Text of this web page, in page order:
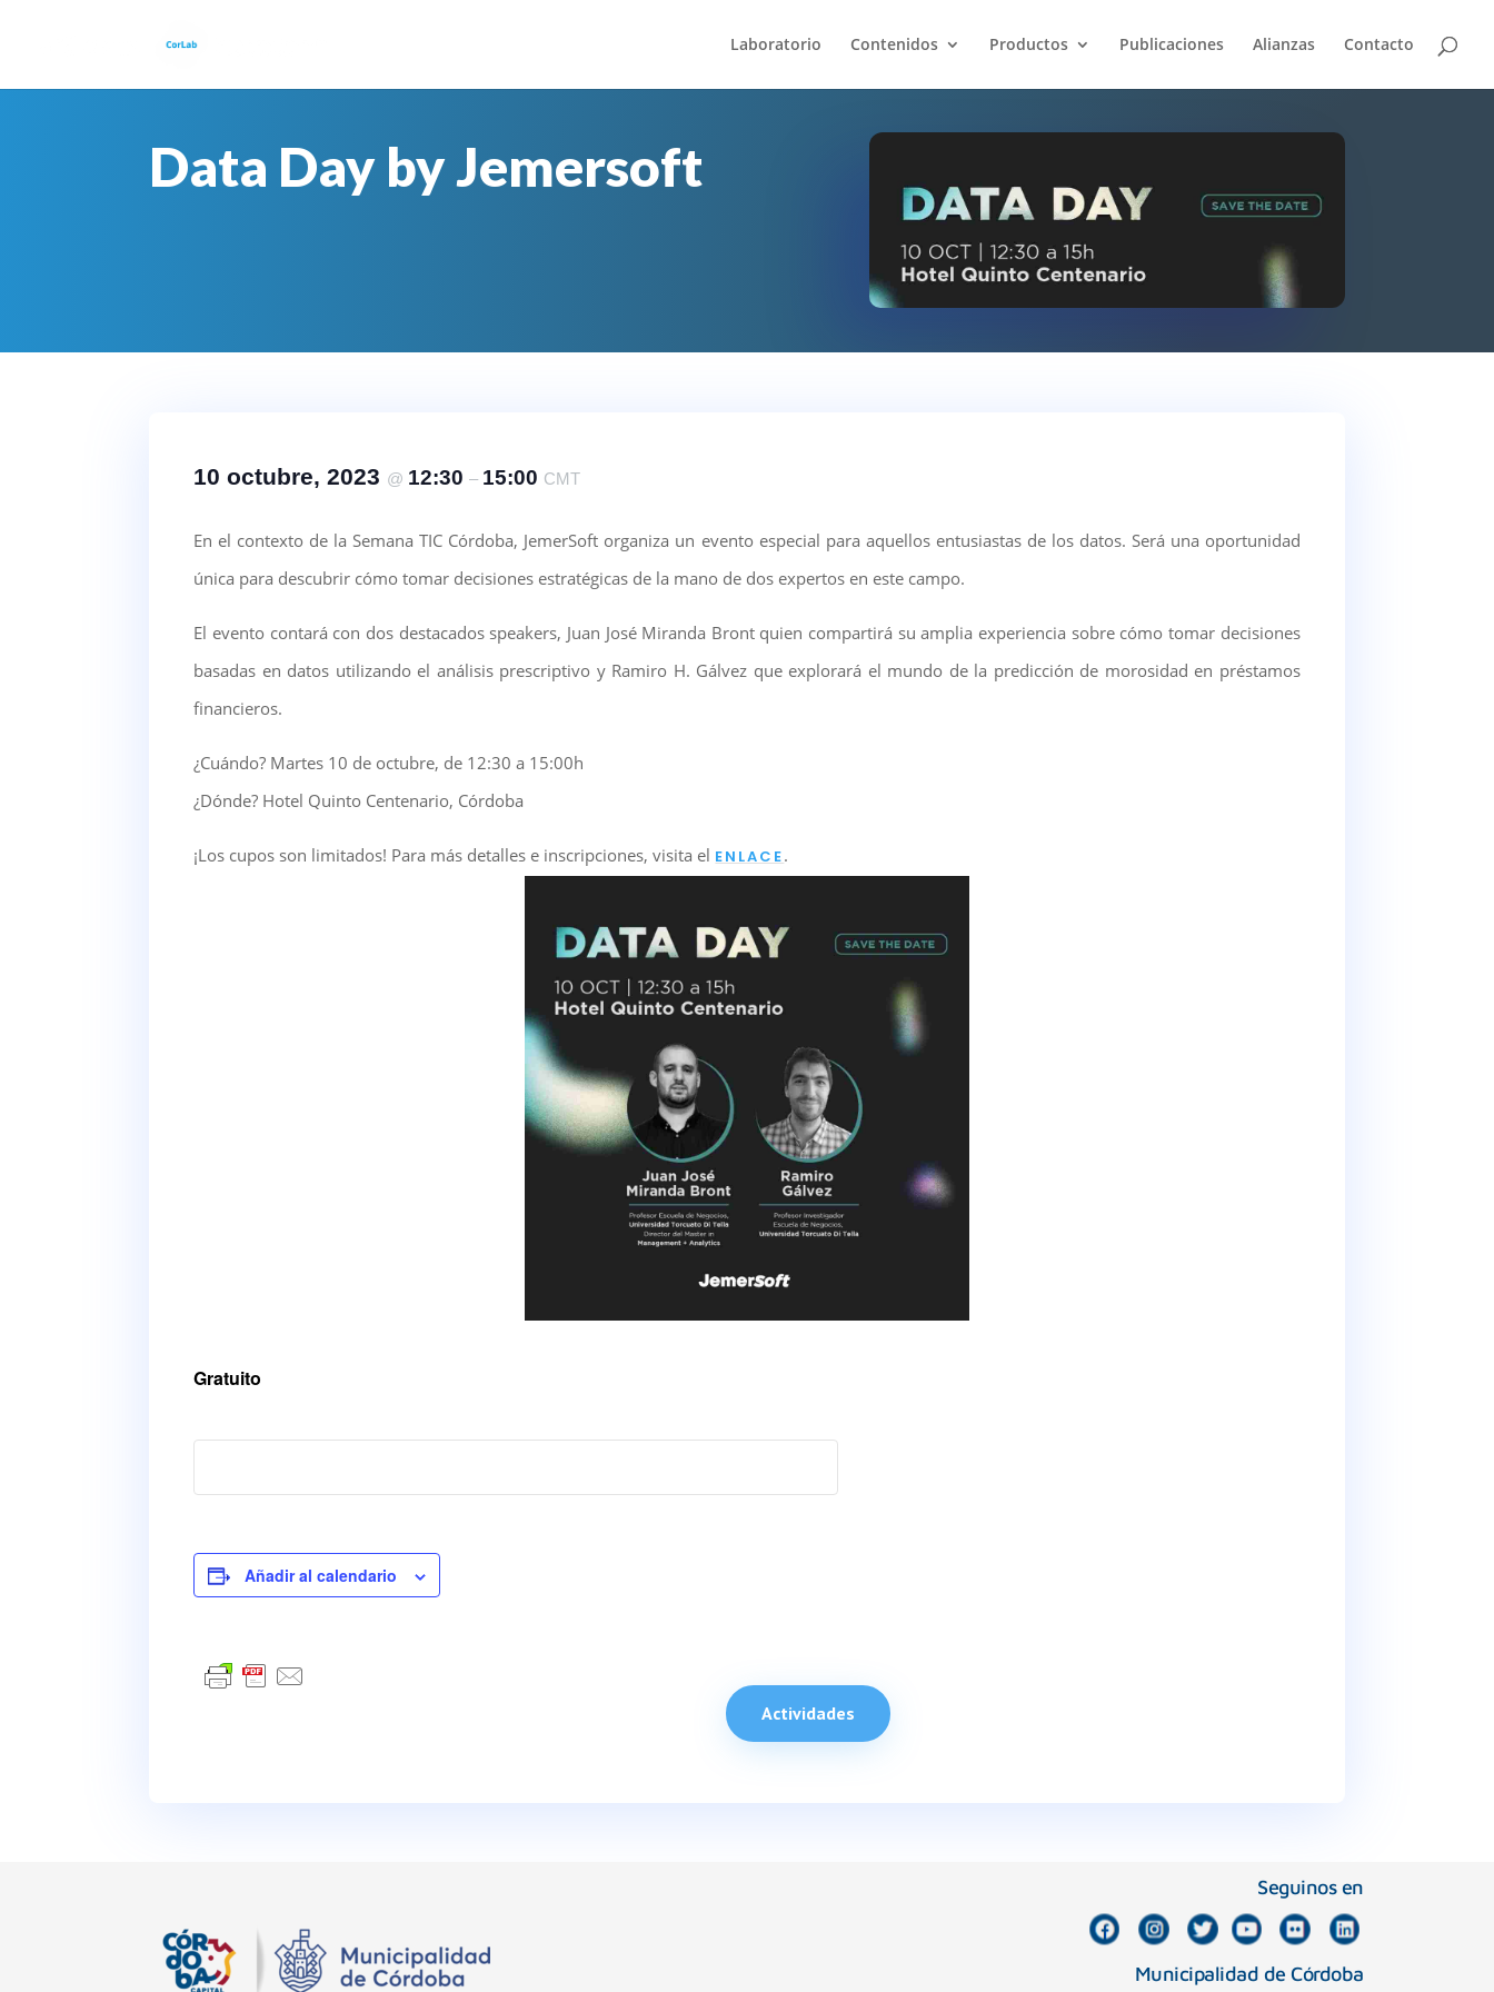
Laboratorio Contenidos Productos Publicaciones Alianzas Contacto
Data Day by Jemersoft
10 octubre, 2023 @ 12:30– 15:00 CMT
En el contexto de la Semana TIC Córdoba, JemerSoft organiza un evento especial para aquellos entusiastas de los datos. Será una oportunidad
única para descubrir cómo tomar decisiones estratégicas de la mano de dos expertos en este campo.
El evento contará con dos destacados speakers, Juan José Miranda Bront quien compartirá su amplia experiencia sobre cómo tomar decisiones
basadas en datos utilizando el análisis prescriptivo y Ramiro H. Gálvez que explorará el mundo de la predicción de morosidad en préstamos
financieros.
¿Cuándo? Martes 10 de octubre, de 12:30 a 15:00h
¿Dónde? Hotel Quinto Centenario, Córdoba
¡Los cupos son limitados! Para más detalles e inscripciones, visita el ENLACE.
Gratuito
Añadir al calendario
Actividades
Seguinos en
Municipalidad de Córdoba